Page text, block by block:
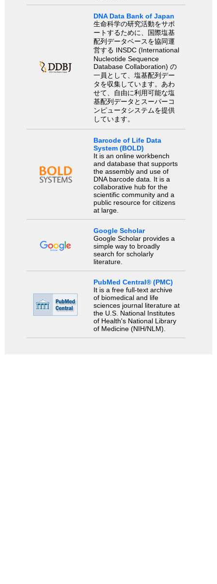
DNA Data Bank of Japan
生命科学の研究活動をサポ
ートするために、国際塩基
配列データベースを協同運
営する INSDC (International
Nucleotide Sequence
Database Collaboration) の
一員として、塩基配列デー
タを収集しています。あわ
せて、自由に利用可能な塩
基配列データとスーパーコ
ンピュータシステムを提供
しています。
Barcode of Life Data
System (BOLD)
It is an online workbench
and database that supports
the assembly and use of
DNA barcode data. It is a
collaborative hub for the
scientific community and a
public resource for citizens
at large.
Google Scholar
Google Scholar provides a
simple way to broadly
search for scholarly
literature.
PubMed Central® (PMC)
It is a free full-text archive
of biomedical and life
sciences journal literature at
the U.S. National Institutes
of Health's National Library
of Medicine (NIH/NLM).